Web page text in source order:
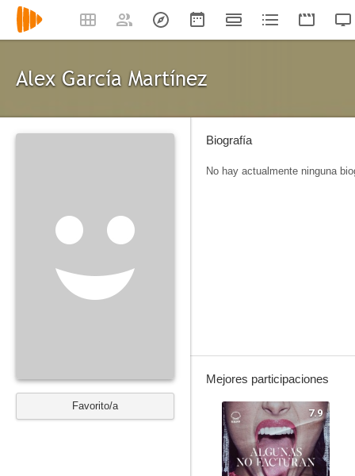
Alex García Martínez
Favorito/a
Biografía
No hay actualmente ninguna
Mejores participaciones
7.9